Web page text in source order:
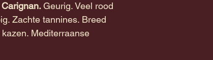
Geurig. Veel rood
Zachte tannines. Breed
Mediterraanse